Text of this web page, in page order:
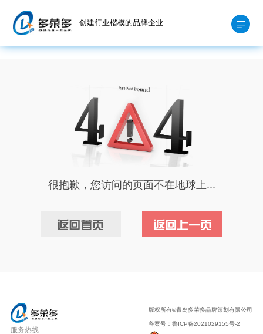
创建行业楷模的品牌企业
很抱歉，您访问的页面不在地球上...
服务热线
版权所有©青岛多荣多品牌策划有限公司
备案号：鲁ICP备2021029155号-2